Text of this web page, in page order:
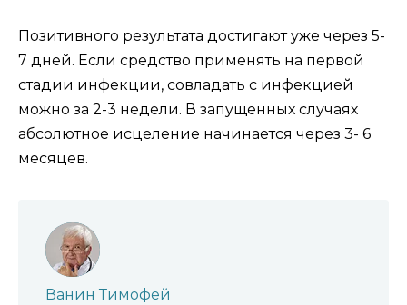
Позитивного результата достигают уже через 5-
7 дней. Если средство применять на первой
стадии инфекции, совладать с инфекцией
можно за 2-3 недели. В запущенных случаях
абсолютное исцеление начинается через 3- 6
месяцев.
Ванин Тимофей